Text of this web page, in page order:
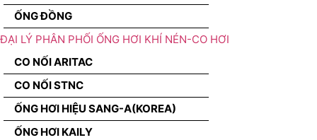
ỐNG ĐỒNG
ĐẠI LÝ PHÂN PHỐI ỐNG HƠI KHÍ NÉN-CO HƠI
CO NỐI ARITAC
CO NỐI STNC
ỐNG HƠI HIỆU SANG-A(KOREA)
ỐNG HƠI KAILY